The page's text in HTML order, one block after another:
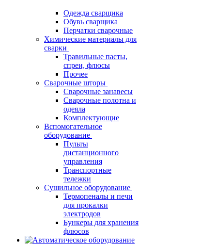
Одежда сварщика
Обувь сварщика
Перчатки сварочные
Химические материалы для
сварки
Травильные пасты,
спреи, флюсы
Прочее
Сварочные шторы
Сварочные занавесы
Сварочные полотна и
одеяла
Комплектующие
Вспомогательное
оборудование
Пульты
дистанционного
управления
Транспортные
тележки
Сушильное оборудование
Термопеналы и печи
для прокалки
электродов
Бункеры для хранения
флюсов